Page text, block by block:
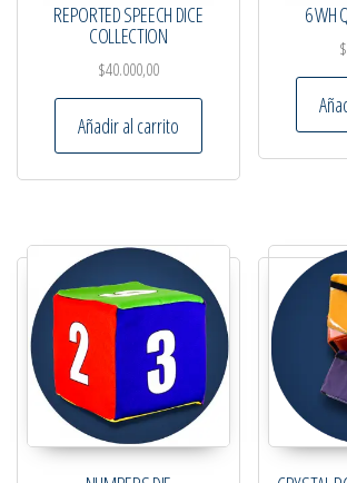
REPORTED SPEECH DICE
COLLECTION
$40.000,00
Añadir al carrito
6 WH
$